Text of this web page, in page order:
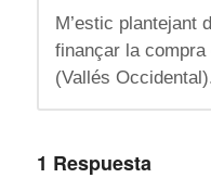
M’estic plantejant
finançar la compra
(Vallés
1 Respuesta